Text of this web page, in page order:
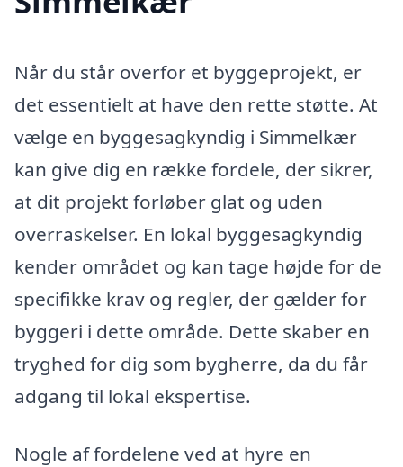
Når du står overfor et byggeprojekt, er
det essentielt at have den rette støtte. At
vælge en byggesagkyndig i Simmelkær
kan give dig en række fordele, der sikrer,
at dit projekt forløber glat og uden
overraskelser. En lokal byggesagkyndig
kender området og kan tage højde for de
specifikke krav og regler, der gælder for
byggeri i dette område. Dette skaber en
tryghed for dig som bygherre, da du får
adgang til lokal ekspertise.
Nogle af fordelene ved at hyre en